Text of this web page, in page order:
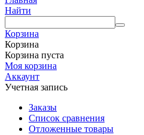
Найти
Корзина
Корзина
Корзина пуста
Моя корзина
Аккаунт
Учетная запись
Заказы
Список сравнения
Отложенные товары